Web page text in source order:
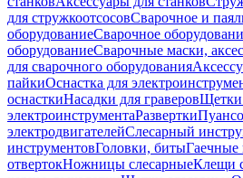
для стружкоотсосовСварочное и
оборудованиеСварочное
оборудованиеСварочные маски,
для сварочного оборудования
пайкиОснастка для
оснасткиНасадки для граверовЩетки
электроинструментаРазвертки
электродвигателейСлесарный
инструментовГоловки, битыГаечные
отвертокНожницы слесарныеКлещи